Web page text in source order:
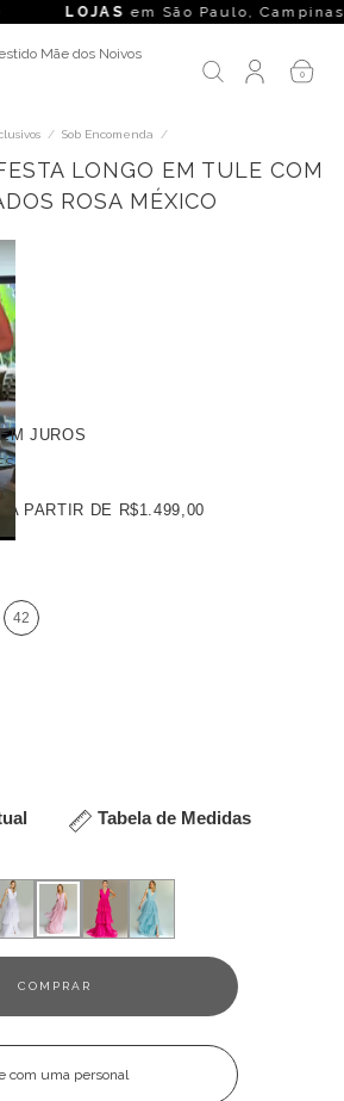
Paulo, Campinas, Rio de Janeiro,
Mãe dos Noivos
0
/ Sob Encomenda /
LONGO EM TULE COM
ROSA MÉXICO
JUROS
A PARTIR DE R$1.499,00
42
Tabela de Medidas
com uma personal